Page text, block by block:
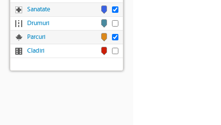
Sanatate
Drumuri
Parcuri
Cladiri